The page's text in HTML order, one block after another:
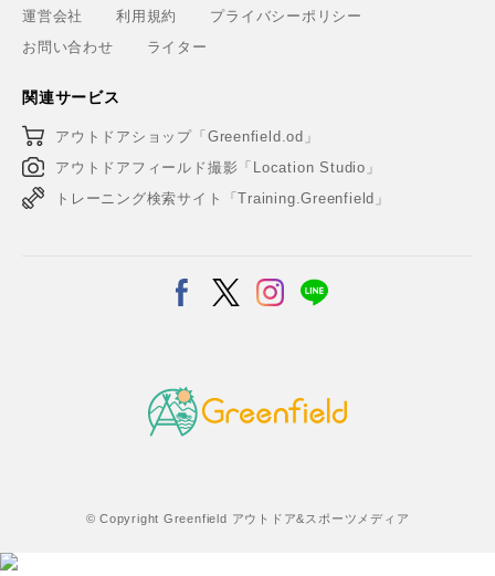
運営会社 利用規約
プライバシーポリシー
お問い合わせ
ライター
関連サービス
アウトドアショップ「Greenfield.od」
アウトドアフィールド撮影「Location Studio」
トレーニング検索サイト「Training.Greenfield」
© Copyright Greenfield アウトドア&スポーツメディア